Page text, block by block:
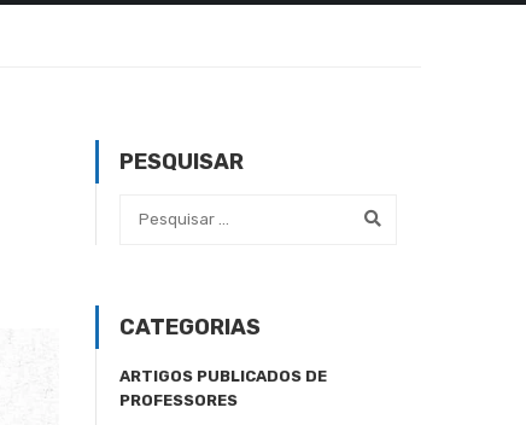
PESQUISAR
CATEGORIAS
ARTIGOS PUBLICADOS DE
PROFESSORES